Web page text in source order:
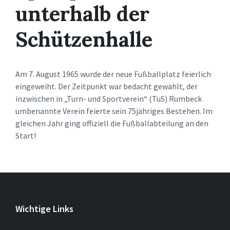
unterhalb der
Schützenhalle
Am 7. August 1965 wurde der neue Fußballplatz feierlich
eingeweiht. Der Zeitpunkt war bedacht gewählt, der
inzwischen in „Turn- und Sportverein“ (TuS) Rumbeck
umbenannte Verein feierte sein 75jähriges Bestehen. Im
gleichen Jahr ging offiziell die Fußballabteilung an den
Start!
Wichtige Links